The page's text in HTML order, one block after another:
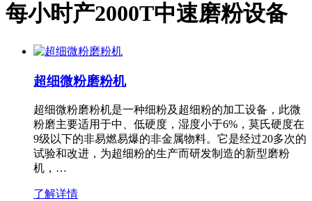
每小时产2000T中速磨粉设备
超细微粉磨粉机
超细微粉磨粉机是一种细粉及超细粉的加工设备，此微
粉磨主要适用于中、低硬度，湿度小于6%，莫氏硬度在
9级以下的非易燃易爆的非金属物料。它是经过20多次的
试验和改进，为超细粉的生产而研发制造的新型磨粉
机，…
了解详情